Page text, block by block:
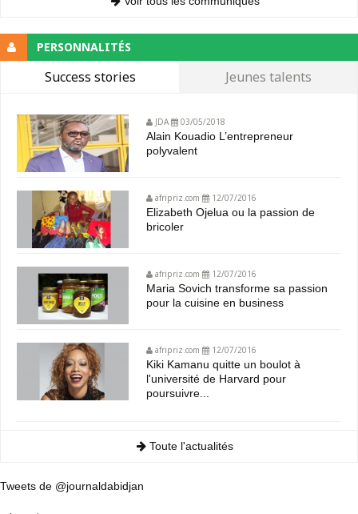
PERSONNALITÉS
Success stories Jeunes talents
JDA 03/05/2018
Alain Kouadio L’entrepreneur
polyvalent
afripriz.com 12/07/2016
Elizabeth Ojelua ou la passion de
bricoler
afripriz.com 12/07/2016
Maria Sovich transforme sa passion
pour la cuisine en business
afripriz.com 12/07/2016
Kiki Kamanu quitte un boulot à
l'université de Harvard pour
poursuivre...
Toute l'actualités
Tweets de @journaldabidjan